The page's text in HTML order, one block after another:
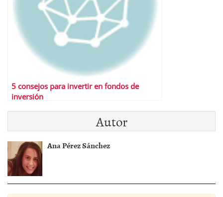
5 consejos para invertir en fondos de
inversión
Autor
Ana Pérez Sánchez